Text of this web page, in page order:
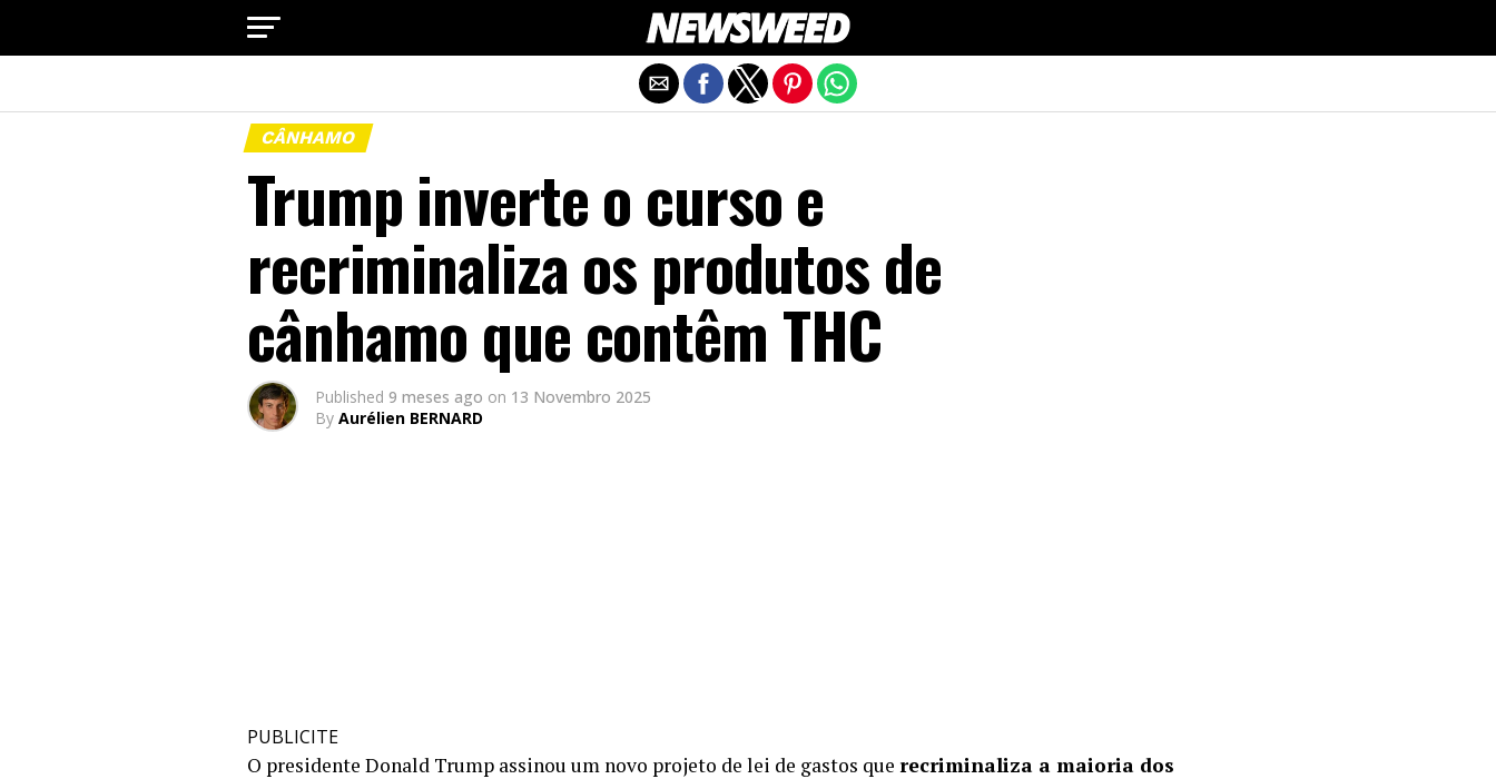
CÂNHAMO
Trump inverte o curso e
recriminaliza os produtos de
cânhamo que contêm THC
Published 9 meses ago on 13 Novembro 2025
By Aurélien BERNARD
PUBLICITE
O presidente Donald Trump assinou um novo projeto de lei de gastos que recriminaliza a maioria dos
Exit mobile version